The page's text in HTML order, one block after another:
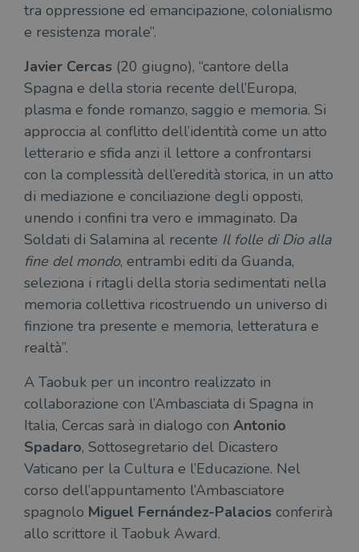
tra oppressione ed emancipazione, colonialismo
e resistenza morale”.
Javier Cercas (20 giugno), “cantore della
Spagna e della storia recente dell’Europa,
plasma e fonde romanzo, saggio e memoria. Si
approccia al conflitto dell’identità come un atto
letterario e sfida anzi il lettore a confrontarsi
con la complessità dell’eredità storica, in un atto
di mediazione e conciliazione degli opposti,
unendo i confini tra vero e immaginato. Da
Soldati di Salamina al recente Il folle di Dio alla
fine del mondo, entrambi editi da Guanda,
seleziona i ritagli della storia sedimentati nella
memoria collettiva ricostruendo un universo di
finzione tra presente e memoria, letteratura e
realtà”.
A Taobuk per un incontro realizzato in
collaborazione con l’Ambasciata di Spagna in
Italia, Cercas sarà in dialogo con Antonio
Spadaro, Sottosegretario del Dicastero
Vaticano per la Cultura e l’Educazione. Nel
corso dell’appuntamento l’Ambasciatore
spagnolo Miguel Fernández-Palacios conferirà
allo scrittore il Taobuk Award.